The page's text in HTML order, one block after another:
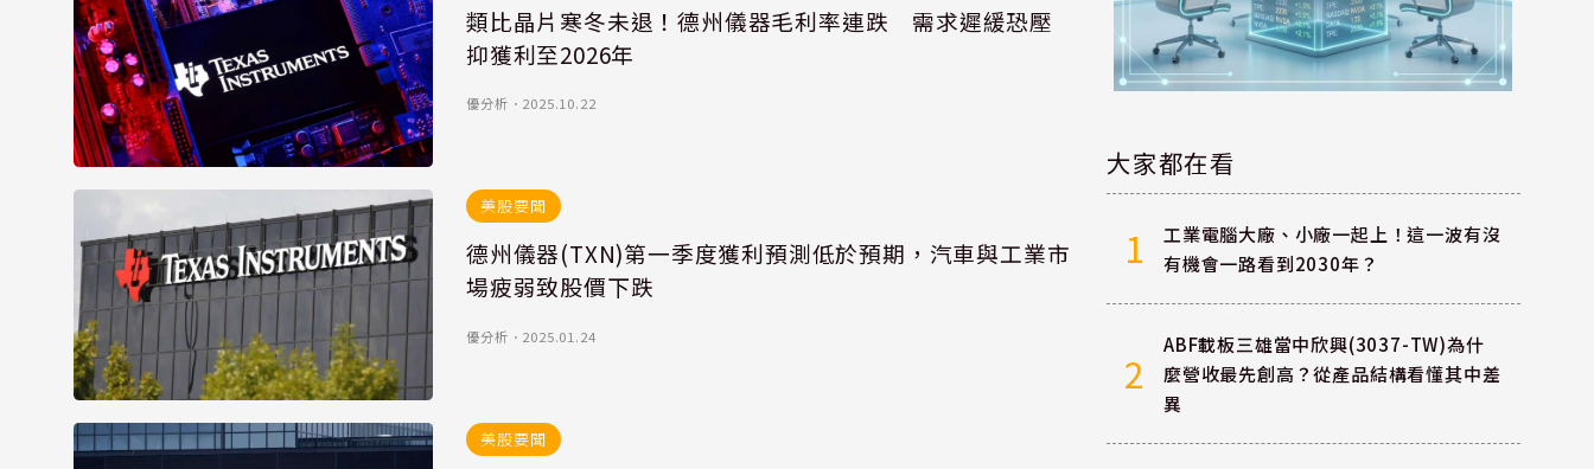
類比晶片寒冬未退！德州儀器毛利率連跌 需求遲緩恐壓
抑獲利至2026年
優分析 ． 2025.10.22
美股要聞
德州儀器(TXN)第一季度獲利預測低於預期，汽車與工業市
場疲弱致股價下跌
優分析 ． 2025.01.24
美股要聞
大家都在看
1
工業電腦大廠、小廠一起上！這一波有沒
有機會一路看到2030年？
2
ABF載板三雄當中欣興(3037-TW)為什
麼營收最先創高？從產品結構看懂其中差
異